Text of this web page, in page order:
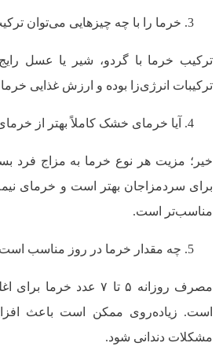
خرما را با چه چیزهایی می‌توان
ترکیب خرما با گردو، شیر یا عسل
ترکیبات انرژی‌زا بوده و ارزش غذایی خرما
آیا خرمای خشک کاملاً بهتر از
خیر؛ مزیت هر نوع خرما به مزاج فرد
برای سردمزاجان بهتر است و خرمای
مناسب‌تر است.
چه مقدار خرما در روز مناسب
مصرف روزانه ۵ تا ۷ عدد
است. زیاده‌روی ممکن است باعث
مشکلات دندانی شود.